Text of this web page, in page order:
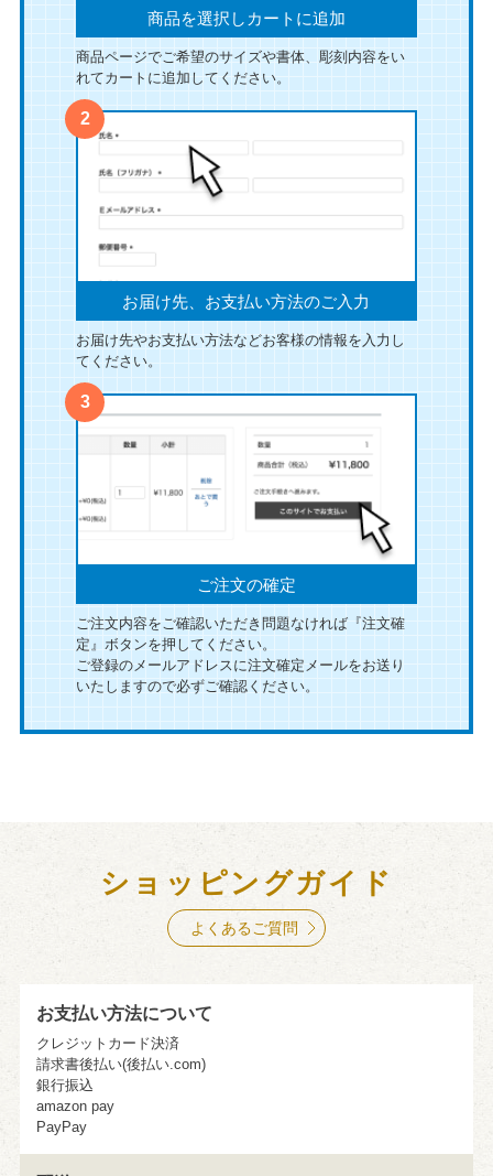
商品を選択しカートに追加
商品ページでご希望のサイズや書体、彫刻内容をい
れてカートに追加してください。
お届け先、お支払い方法のご入力
お届け先やお支払い方法などお客様の情報を入力し
てください。
ご注文の確定
ご注文内容をご確認いただき問題なければ『注文確
定』ボタンを押してください。
ご登録のメールアドレスに注文確定メールをお送り
いたしますので必ずご確認ください。
ショッピングガイド
よくあるご質問
お支払い方法について
クレジットカード決済
請求書後払い(後払い.com)
銀行振込
amazon pay
PayPay